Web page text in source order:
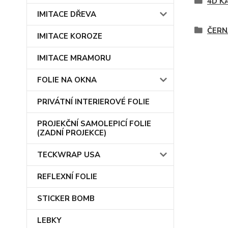
IMITACE DŘEVA
IMITACE KOROZE
IMITACE MRAMORU
FOLIE NA OKNA
PRIVÁTNÍ INTERIEROVÉ FOLIE
PROJEKČNÍ SAMOLEPICÍ FOLIE
(ZADNÍ PROJEKCE)
TECKWRAP USA
REFLEXNÍ FOLIE
STICKER BOMB
LEBKY